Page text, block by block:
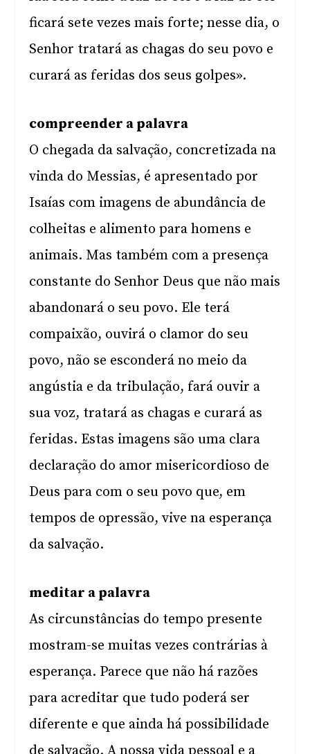
ficará sete vezes mais forte; nesse dia, o
Senhor tratará as chagas do seu povo e
curará as feridas dos seus golpes».
compreender a palavra
O chegada da salvação, concretizada na
vinda do Messias, é apresentado por
Isaías com imagens de abundância de
colheitas e alimento para homens e
animais. Mas também com a presença
constante do Senhor Deus que não mais
abandonará o seu povo. Ele terá
compaixão, ouvirá o clamor do seu
povo, não se esconderá no meio da
angústia e da tribulação, fará ouvir a
sua voz, tratará as chagas e curará as
feridas. Estas imagens são uma clara
declaração do amor misericordioso de
Deus para com o seu povo que, em
tempos de opressão, vive na esperança
da salvação.
meditar a palavra
As circunstâncias do tempo presente
mostram-se muitas vezes contrárias à
esperança. Parece que não há razões
para acreditar que tudo poderá ser
diferente e que ainda há possibilidade